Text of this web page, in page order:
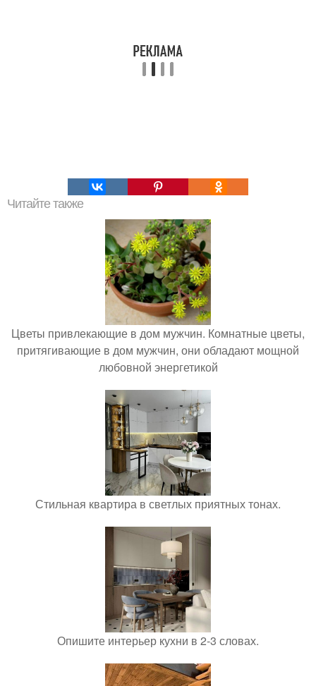
Читайте также
Цветы привлекающие в дом мужчин. Комнатные цветы,
притягивающие в дом мужчин, они обладают мощной
любовной энергетикой
Стильная квартира в светлых приятных тонах.
Опишите интерьер кухни в 2-3 словах.